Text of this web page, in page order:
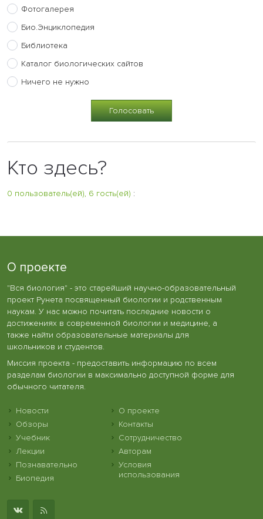
Фотогалерея
Био.Энциклопедия
Библиотека
Каталог биологических сайтов
Ничего не нужно
Кто здесь?
0 пользователь(ей), 6 гость(ей) :
О проекте
"Вся биология" - это старейший научно-образовательный
проект Рунета посвященный биологии и родственным
наукам. У нас можно почитать последние новости о
достижениях в современной биологии и медицине, а
также найти образовательные материалы для
школьников и студентов.
Миссия проекта - предоставить информацию по всем
разделам биологии в максимально доступной форме для
обычного читателя.
Новости
Обзоры
Учебник
Лекции
Познавательно
Биопедия
О проекте
Контакты
Сотрудничество
Авторам
Условия
использования